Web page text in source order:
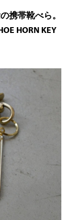
携帯靴べら。
HORN KEY